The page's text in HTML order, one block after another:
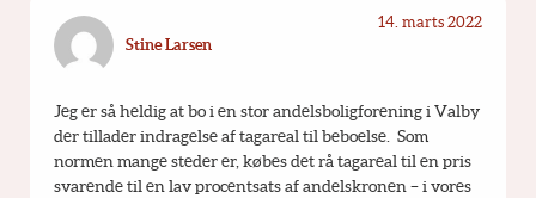
Stine Larsen
14. marts 2022
Jeg er så heldig at bo i en stor andelsboligforening i Valby
der tillader indragelse af tagareal til beboelse.  Som
normen mange steder er, købes det rå tagareal til en pris
svarende til en lav procentsats af andelskronen – i vores